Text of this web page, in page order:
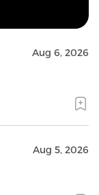
Aug 6, 2026
Aug 5, 2026